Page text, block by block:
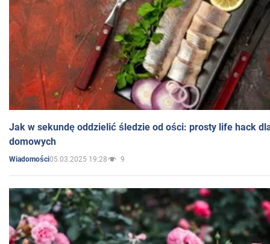
Jak w sekundę oddzielić śledzie od ości: prosty life hack
domowych
Wiadomości05.03.2025 19:28 9